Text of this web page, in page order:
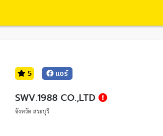
5 แชร์
SWV.1988 CO.,LTD
จังหวัด สระบุรี